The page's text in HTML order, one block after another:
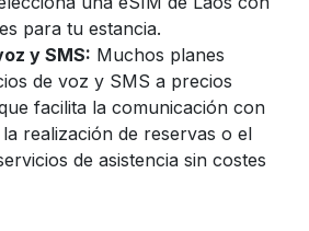
para tu estancia.
y SMS: Muchos planes
de voz y SMS a precios
facilita la comunicación con
realización de reservas o el
de asistencia sin costes